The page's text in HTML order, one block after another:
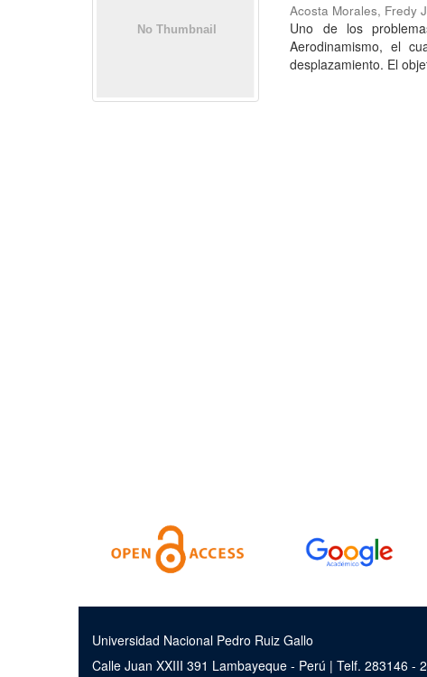
Acosta Morales, Fredy
Uno de los
Aerodinamismo, el
desplazamiento. El
Universidad Nacional Pedro Ruiz Gallo
Calle Juan XXIII 391 Lambayeque - Perú | Telf. 283146 -